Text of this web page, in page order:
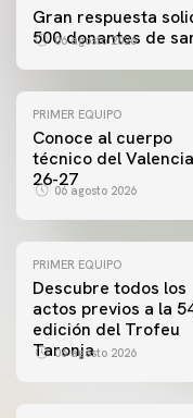
Gran respuesta
500 donantes de
06 agosto 2026
PRIMER EQUIPO
Conoce al cuerpo
técnico del
26-27
06 agosto 2026
PRIMER EQUIPO
Descubre todos los
actos previos a la
edición del Trofeu
Taronja
06 agosto 2026